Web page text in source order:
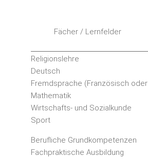
Fächer / Lernfelder
Religionslehre
Deutsch
Fremdsprache (Französisch oder
Mathematik
Wirtschafts- und Sozialkunde
Sport
Berufliche Grundkompetenzen
Fachpraktische Ausbildung